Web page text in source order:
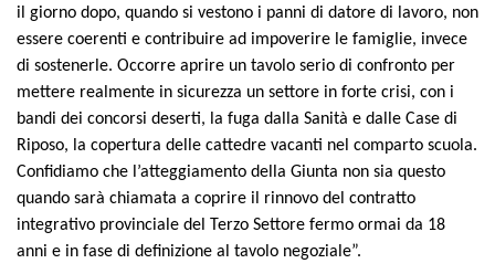
il giorno dopo, quando si vestono i panni di datore di lavoro, non
essere coerenti e contribuire ad impoverire le famiglie, invece
di sostenerle. Occorre aprire un tavolo serio di confronto per
mettere realmente in sicurezza un settore in forte crisi, con i
bandi dei concorsi deserti, la fuga dalla Sanità e dalle Case di
Riposo, la copertura delle cattedre vacanti nel comparto scuola.
Confidiamo che l’atteggiamento della Giunta non sia questo
quando sarà chiamata a coprire il rinnovo del contratto
integrativo provinciale del Terzo Settore fermo ormai da 18
anni e in fase di definizione al tavolo negoziale”.